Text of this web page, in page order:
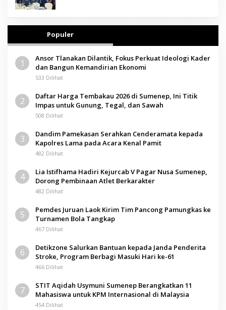
Populer
1
Ansor Tlanakan Dilantik, Fokus Perkuat Ideologi Kader
dan Bangun Kemandirian Ekonomi
533 Dilihat
2
Daftar Harga Tembakau 2026 di Sumenep, Ini Titik
Impas untuk Gunung, Tegal, dan Sawah
508 Dilihat
3
Dandim Pamekasan Serahkan Cenderamata kepada
Kapolres Lama pada Acara Kenal Pamit
482 Dilihat
4
Lia Istifhama Hadiri Kejurcab V Pagar Nusa Sumenep,
Dorong Pembinaan Atlet Berkarakter
482 Dilihat
5
Pemdes Juruan Laok Kirim Tim Pancong Pamungkas ke
Turnamen Bola Tangkap
467 Dilihat
6
Detikzone Salurkan Bantuan kepada Janda Penderita
Stroke, Program Berbagi Masuki Hari ke-61
466 Dilihat
7
STIT Aqidah Usymuni Sumenep Berangkatkan 11
Mahasiswa untuk KPM Internasional di Malaysia
454 Dilihat